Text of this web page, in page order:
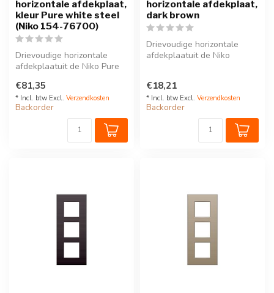
horizontale afdekplaat,
kleur Pure white steel
(Niko 154-76700)
Drievoudige horizontale
afdekplaatuit de Niko Pure
steel.Dez...
€81,35
* Incl. btw Excl. Verzendkosten
Backorder
horizontale afdekplaat,
dark brown
Drievoudige horizontale
afdekplaatuit de Niko
€18,21
* Incl. btw Excl. Verzendkosten
Backorder